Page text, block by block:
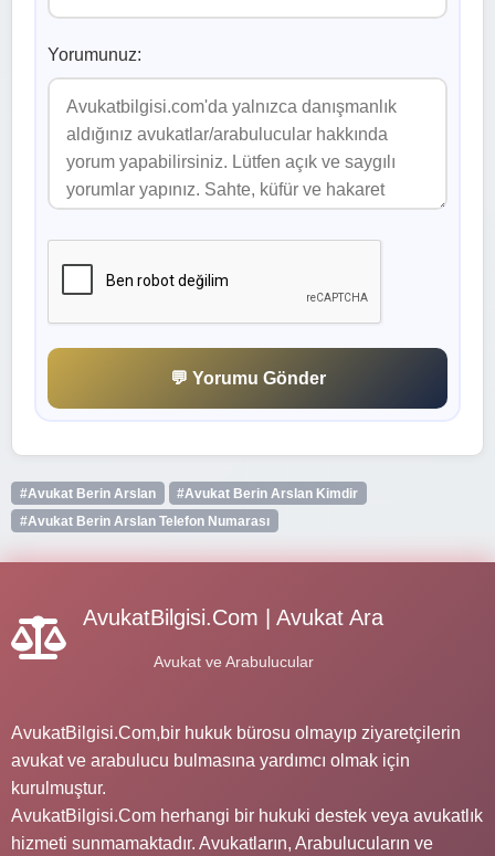
Yorumunuz:
💬 Yorumu Gönder
#Avukat Berin Arslan
#Avukat Berin Arslan Kimdir
#Avukat Berin Arslan Telefon Numarası
AvukatBilgisi.Com | Avukat Ara
Avukat ve Arabulucular
AvukatBilgisi.Com,bir hukuk bürosu olmayıp ziyaretçilerin
avukat ve arabulucu bulmasına yardımcı olmak için
kurulmuştur.
AvukatBilgisi.Com herhangi bir hukuki destek veya avukatlık
hizmeti sunmamaktadır. Avukatların, Arabulucuların ve